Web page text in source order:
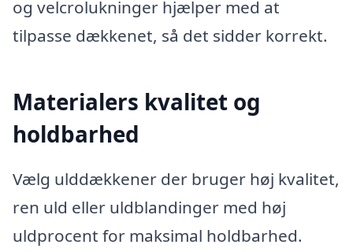
og velcrolukninger hjælper med at
tilpasse dækkenet, så det sidder korrekt.
Materialers kvalitet og
holdbarhed
Vælg ulddækkener der bruger høj kvalitet,
ren uld eller uldblandinger med høj
uldprocent for maksimal holdbarhed.